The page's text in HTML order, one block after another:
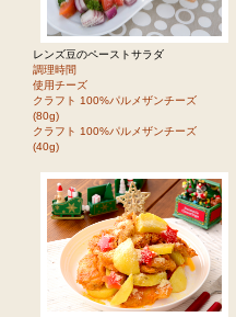
レンズ豆のペーストサラダ
調理時間
使用チーズ
クラフト 100%パルメザンチーズ
(80g)
クラフト 100%パルメザンチーズ
(40g)